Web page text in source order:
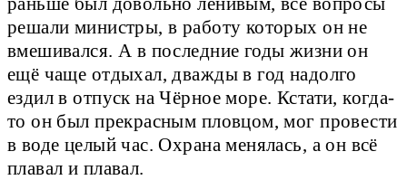
решали министры, в работу которых он не
вмешивался. А в последние годы жизни он
ещё чаще отдыхал, дважды в год надолго
ездил в отпуск на Чёрное море. Кстати, когда-
то он был прекрасным пловцом, мог провести
в воде целый час. Охрана менялась, а он всё
плавал и плавал.